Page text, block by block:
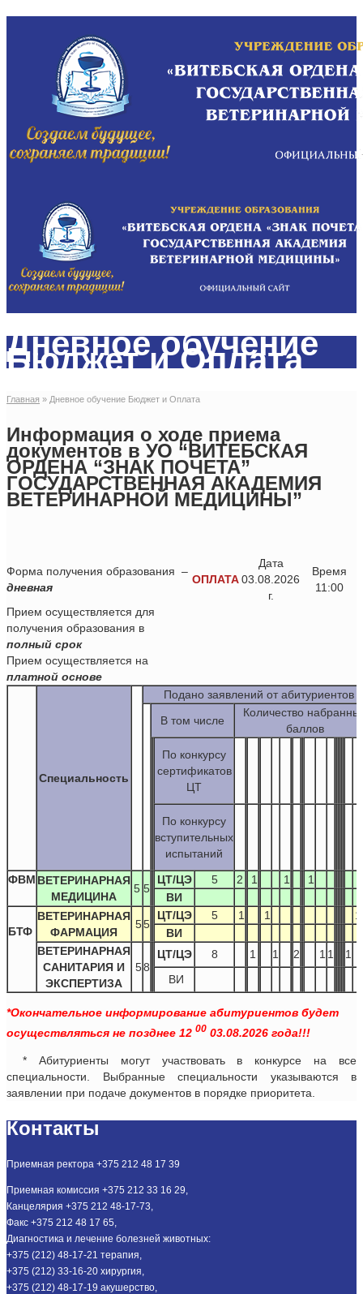
Дневное обучение
Бюджет и Оплата
Главная » Дневное обучение Бюджет и Оплата
Информация о ходе приема
документов в УО “ВИТЕБСКАЯ
ОРДЕНА “ЗНАК ПОЧЕТА”
ГОСУДАРСТВЕННАЯ АКАДЕМИЯ
ВЕТЕРИНАРНОЙ МЕДИЦИНЫ”
Форма получения образования –
дневная
ОПЛАТА
Дата
03.08.2026
г.
Время
11:00
Прием осуществляется для
получения образования в
полный срок
Прием осуществляется на
платной основе
Специальность
Подано заявлений от абитуриентов
В том числе
Количество
баллов
По конкурсу
сертификатов
ЦТ
По конкурсу
вступительных
испытаний
ФВМ ВЕТЕРИНАРНАЯ
МЕДИЦИНА
5 5
ЦТ/ЦЭ 5 2 1 1
1
ВИ
БТФ
ВЕТЕРИНАРНАЯ
ФАРМАЦИЯ
55
ЦТ/ЦЭ 5 1 1
1
ВИ
ВЕТЕРИНАРНАЯ
САНИТАРИЯ И
ЭКСПЕРТИЗА
58
ЦТ/ЦЭ 8 1 1 2 1 1 1
ВИ
*Окончательное информирование абитуриентов будет
осуществляться не позднее 12 00 03.08.2026 года!!!
* Абитуриенты могут участвовать в конкурсе на все
специальности. Выбранные специальности указываются в
заявлении при подаче документов в порядке приоритета.
Контакты
Приемная ректора +375 212 48 17 39
Приемная комиссия +375 212 33 16 29,
Канцелярия +375 212 48-17-73,
Факс +375 212 48 17 65,
Диагностика и лечение болезней животных:
+375 (212) 48-17-21 терапия,
+375 (212) 33-16-20 хирургия,
+375 (212) 48-17-19 акушерство,